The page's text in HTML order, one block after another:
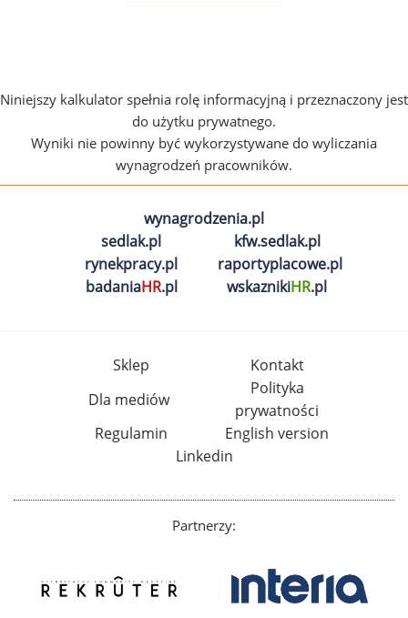
Niniejszy kalkulator spełnia rolę informacyjną i przeznaczony jest
do użytku prywatnego.
Wyniki nie powinny być wykorzystywane do wyliczania
wynagrodzeń pracowników.
wynagrodzenia.pl
sedlak.pl
kfw.sedlak.pl
rynekpracy.pl
raportyplacowe.pl
badaniaHR.pl wskaznikiHR.pl
Sklep
Kontakt
Dla mediów
Polityka
prywatności
Regulamin
English version
Linkedin
Partnerzy: